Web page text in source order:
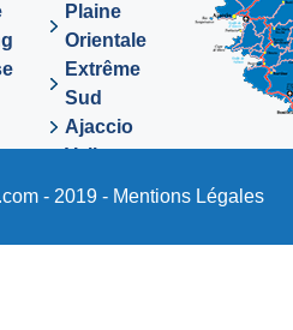
Plaine
Orientale
Extrême
Sud
Ajaccio
Valinco
Sartene
- 2019 - Mentions Légales